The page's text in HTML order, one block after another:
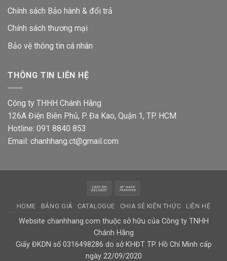
Chính sách Bảo hành & đổi trả
Chính sách thương mại
Bảo vệ thông tin cá nhân
THÔNG TIN LIÊN HỆ
Công ty THHH Chánh Hãng
126A Điện Biên Phủ, P. Đa Kao, Quận 1, TP. HCM
Hotline: 091 8840 853
Email: chanhhang.ct@gmail.com
Cash
Delivery
HOME BẢNG GIÁ CATALOGUE CHIA SẺ KIẾN THỨC LIÊN HỆ
Website chanhhang.com thuộc sở hữu của Công ty TNHH
Chánh Hãng
Giấy ĐKDN số 0316498286 do sở KHĐT TP. Hồ Chí Minh cấp
ngày 22/09/2020